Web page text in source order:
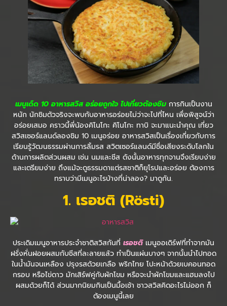
เมนูเด็ด 10 อาหารสวิส อร่อยถูกใจ ไปเที่ยวต้องชิมการกินเป็นงาน
หนัก นักชิมตัวจริงจะพบกับอาหารอร่อยไม่ว่าจะไปที่ไหน เพื่อพิสูจน์ว่า
อร่อยเสมอ คราวนี้พี่น้องคิโนโกะ คิโนโกะ ทาบิ จะมาแนะนำคุณ เที่ยว
สวิสเซอร์แลนด์ลองชิม 10 เมนูอร่อย อาหารสวิสเป็นเรื่องเกี่ยวกับการ
เรียนรู้วัฒนธรรมผ่านการลิ้มรส สวิตเซอร์แลนด์มีชื่อเสียงระดับโลกใน
ด้านการผลิตส่วนผสม เช่น นมและชีส ดังนั้นอาหารทุกจานจึงเรียบง่าย
และเตรียมง่าย ถึงแม้จะดูธรรมดาแต่รสชาติก็ยุโรปและอร่อย ต้องการ
ทราบว่ามีเมนูอะไรบ้างที่น่าลอง? มาดูกัน.
1. เรอชติ (Rösti)
ประเดิมเมนูอาหารประจำชาติสวิสกันที่ เรอชติ เมนูออเดิร์ฟที่ทำจากมัน
ฝรั่งหั่นฝอยผสมกับชีสที่ละลายแล้ว ทำเป็นแผ่นบางๆ จากนั้นนำไปทอด
ในน้ำมันจนเหลือง ปรุงรสด้วยเกลือ พริกไทย โปะหน้าด้วยเบคอนทอด
กรอบ หรือไข่ดาว มักเสิร์ฟคู่กับผักโขม หรือจะนำผักโขมและแฮมลงไป
ผสมด้วยก็ได้ ส่วนมากนิยมกินเป็นมื้อเช้า ชาวสวิสคิดอะไรไม่ออก ก็
ต้องเมนูนี้เลย